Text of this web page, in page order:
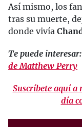
Así mismo, los
tras su muerte,
donde vivía
Te puede interesar:
de Matthew Perry
Suscríbete aquí a
día